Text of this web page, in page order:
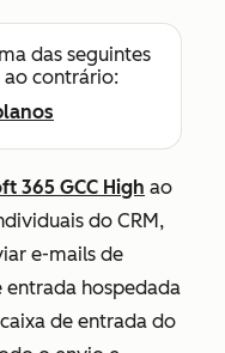
das seguintes
ao contrário:
365 GCC High ao
do CRM,
e-mails de
entrada hospedada
de entrada do